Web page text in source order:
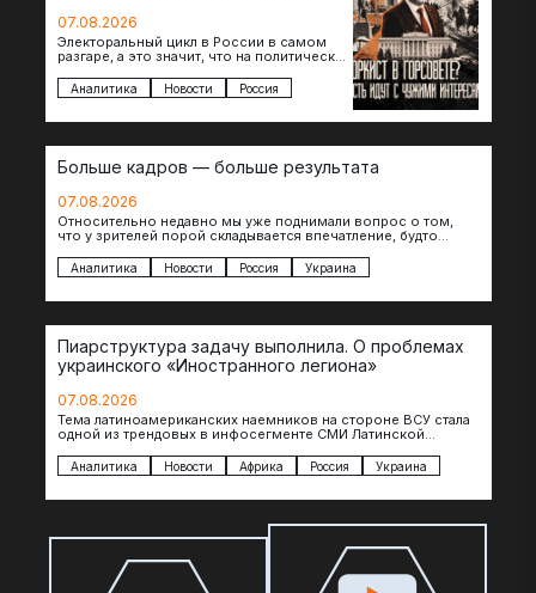
07.08.2026
Электоральный цикл в России в самом
разгаре, а это значит, что на политическое
сомнительной репутацией….
Аналитика Новости Россия
Больше кадров — больше результата
07.08.2026
Относительно недавно мы уже поднимали вопрос о том,
что у зрителей порой складывается впечатление, будто
Аналитика Новости Россия Украина
Пиарструктура задачу выполнила. О проблемах
украинского «Иностранного легиона»
07.08.2026
Тема латиноамериканских наемников на стороне ВСУ стала
одной из трендовых в инфосегменте СМИ Латинской
Аналитика Новости Африка Россия Украина